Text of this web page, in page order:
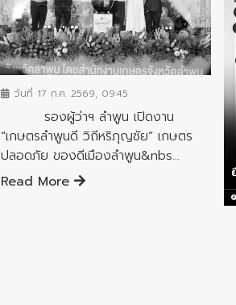
ข่าวประชาสัมพันธ์
วันที่ 17 ก.ค. 2569, 09:45
รองผู้ว่าฯ ลำพูน เปิดงาน
“เกษตรลำพูนดี วิถีหริภุญชัย” เกษตร
ปลอดภัย ของดีเมืองลำพูน&nbs...
Read More